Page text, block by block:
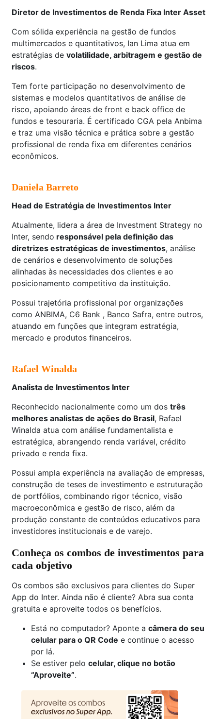
Diretor de Investimentos de Renda Fixa Inter Asset
Com sólida experiência na gestão de fundos
multimercados e quantitativos, Ian Lima atua em
estratégias de volatilidade, arbitragem e gestão de
riscos.
Tem forte participação no desenvolvimento de
sistemas e modelos quantitativos de análise de
risco, apoiando áreas de front e back office de
fundos e tesouraria. É certificado CGA pela Anbima
e traz uma visão técnica e prática sobre a gestão
profissional de renda fixa em diferentes cenários
econômicos.
Daniela Barreto
Head de Estratégia de Investimentos Inter
Atualmente, lidera a área de Investment Strategy no
Inter, sendo responsável pela definição das
diretrizes estratégicas de investimentos, análise
de cenários e desenvolvimento de soluções
alinhadas às necessidades dos clientes e ao
posicionamento competitivo da instituição.
Possui trajetória profissional por organizações
como ANBIMA, C6 Bank , Banco Safra, entre outros,
atuando em funções que integram estratégia,
mercado e produtos financeiros.
Rafael Winalda
Analista de Investimentos Inter
Reconhecido nacionalmente como um dos três
melhores analistas de ações do Brasil, Rafael
Winalda atua com análise fundamentalista e
estratégica, abrangendo renda variável, crédito
privado e renda fixa.
Possui ampla experiência na avaliação de empresas,
construção de teses de investimento e estruturação
de portfólios, combinando rigor técnico, visão
macroeconômica e gestão de risco, além da
produção constante de conteúdos educativos para
investidores institucionais e de varejo.
Conheça os combos de investimentos para
cada objetivo
Os combos são exclusivos para clientes do Super
App do Inter. Ainda não é cliente? Abra sua conta
gratuita e aproveite todos os benefícios.
Está no computador? Aponte a câmera do seu
celular para o QR Code e continue o acesso
por lá.
Se estiver pelo celular, clique no botão
“Aproveite”.